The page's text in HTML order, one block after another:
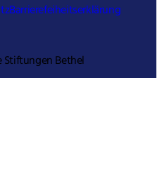
Barrierefeiheitserklärung
Bethel